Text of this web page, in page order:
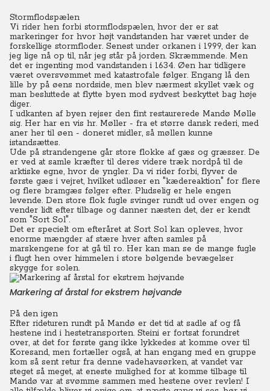
Stormflodspælen
Vi rider hen forbi stormflodspælen, hvor der er sat
markeringer for hvor højt vandstanden har været under de
forskellige stormfloder. Senest under orkanen i 1999, der kan
jeg lige nå op til, når jeg står på jorden. Skræmmende. Men
det er ingenting mod vandstanden i 1634. Øen har tidligere
været oversvømmet med katastrofale følger. Engang lå den
lille by på øens nordside, men blev nærmest skyllet væk og
man besluttede at flytte byen mod sydvest beskyttet bag høje
diger.
I udkanten af byen rejser den fint restaurerede Mandø Mølle
sig. Her har en vis hr. Møller - fra et større dansk rederi, med
aner her til øen - doneret midler, så møllen kunne
istandsættes.
Ude på strandengene går store flokke af gæs og græsser. De
er ved at samle kræfter til deres videre træk nordpå til de
arktiske egne, hvor de yngler. Da vi rider forbi, flyver de
første gæs i vejret, hvilket udløser en "kædereaktion" for flere
og flere bramgæs følger efter. Pludselig er hele engen
levende. Den store flok fugle svinger rundt ud over engen og
vender lidt efter tilbage og danner næsten det, der er kendt
som "Sort Sol".
Det er specielt om efteråret at Sort Sol kan opleves, hvor
enorme mængder af stære hver aften samles på
marskengene for at gå til ro. Her kan man se de mange fugle
i flugt hen over himmelen i store bølgende bevægelser
skygge for solen.
Markering af årstal for ekstrem højvande
På den igen
Efter rideturen rundt på Mandø er det tid at sadle af og få
hestene ind i hestetransporten. Steini er fortsat forundret
over, at det for første gang ikke lykkedes at komme over til
Koresand, men fortæller også, at han engang med en gruppe
kom så sent retur fra denne vadehavsørken, at vandet var
steget så meget, at eneste mulighed for at komme tilbage til
Mandø var at svømme sammen med hestene over revlen! I